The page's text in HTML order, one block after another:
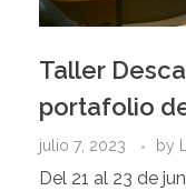
Taller
portafolio
julio 7, 2023 by
Del 21 al 23 de